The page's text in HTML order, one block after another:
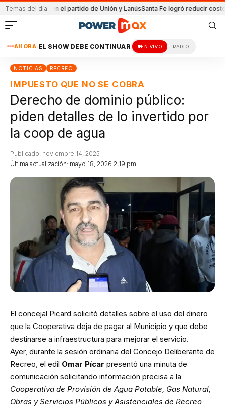
Temas del díaen el partido de Unión y LanúsSanta Fe logró reducir costo
AHORA: EL SHOW DEBE CONTINUAR EN VIVO RADIO
NOTICIAS RECREO
IMPUESTO QUE NO SE COBRA
Derecho de dominio público:
piden detalles de lo invertido por
la coop de agua
Última actualización: mayo 18, 2026 2:19 pm
Publicado: noviembre 14, 2025
El concejal Picard solicitó detalles sobre el uso del dinero
que la Cooperativa deja de pagar al Municipio y que debe
destinarse a infraestructura para mejorar el servicio.
Ayer, durante la sesión ordinaria del Concejo Deliberante de
Recreo, el edil Omar Pícar presentó una minuta de
comunicación solicitando información precisa a la
Cooperativa de Provisión de Agua Potable, Gas Natural,
Obras y Servicios Públicos y Asistenciales de Recreo